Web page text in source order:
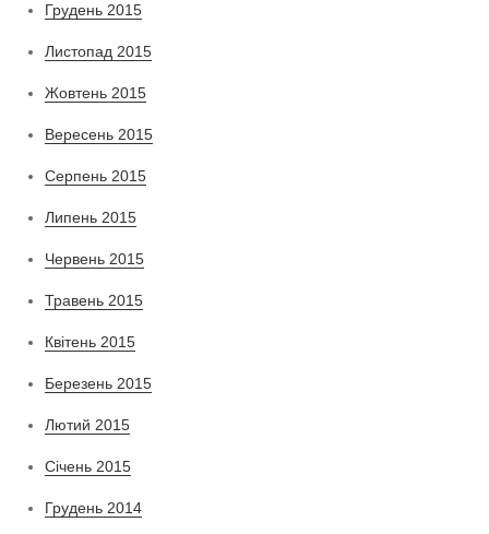
Грудень 2015
Листопад 2015
Жовтень 2015
Вересень 2015
Серпень 2015
Липень 2015
Червень 2015
Травень 2015
Квітень 2015
Березень 2015
Лютий 2015
Січень 2015
Грудень 2014